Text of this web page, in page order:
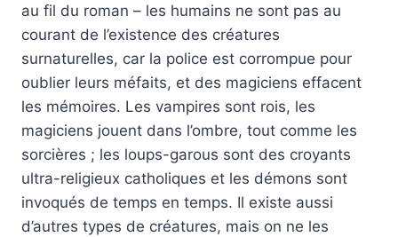
au fil du roman – les humains ne sont pas au
courant de l’existence des créatures
surnaturelles, car la police est corrompue pour
oublier leurs méfaits, et des magiciens effacent
les mémoires. Les vampires sont rois, les
magiciens jouent dans l’ombre, tout comme les
sorcières ; les loups-garous sont des croyants
ultra-religieux catholiques et les démons sont
invoqués de temps en temps. Il existe aussi
d’autres types de créatures, mais on ne les